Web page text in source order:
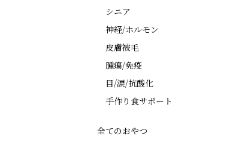
シニア
神経/ホルモン
皮膚被毛
腫瘍/免疫
目/涙/抗酸化
手作り食サポート
全てのおやつ